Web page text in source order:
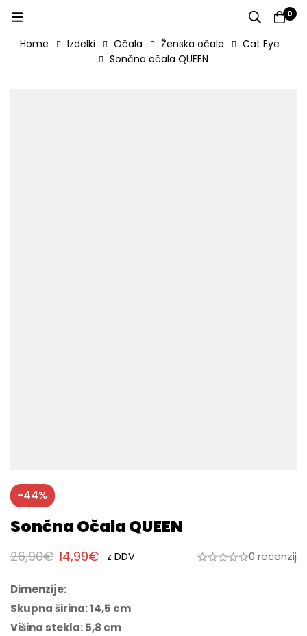
0
Home Izdelki Očala Ženska očala
Cat Eye
Sončna očala QUEEN
-44%
Sončna Očala QUEEN
26,90€ 14,99€ z DDV 0 recenzij
Dimenzije:
Skupna širina: 14,5 cm
Višina stekla: 5,8 cm